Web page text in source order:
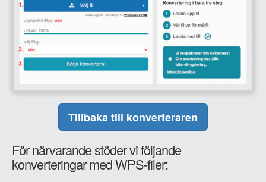
Tillbaka till konverteraren
För närvarande stöder vi följande
konverteringar med WPS-filer: